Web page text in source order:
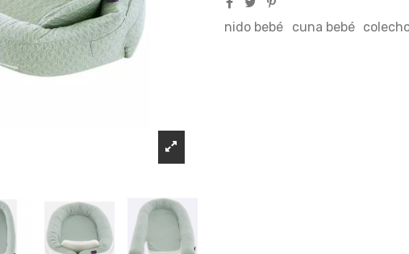
nido bebé cuna bebé